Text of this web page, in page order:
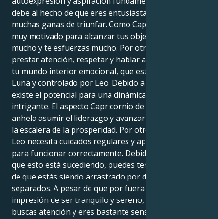
debe al hecho de que eres entusiasta y tienes
muchas ganas de triunfar. Como Capricornio, estás
muy motivado para alcanzar tus objetivos, planificas
mucho y te esfuerzas mucho. Por otro lado, debes
prestar atención, respetar y hablar abiertamente de
tu mundo interior emocional, que está regido por la
Luna y controlado por Leo. Debido a esta mezcla,
existe el potencial para una dinámica interna
intrigante. El aspecto Capricornio de tu personalidad
anhela asumir el liderazgo y avanzar lentamente por
la escalera de la prosperidad. Por otro lado, tu Luna
Leo necesita cuidados regulares y apoyo emocional
para funcionar correctamente. Debido al hecho de
que esto está sucediendo, puedes tener la impresión
de que estás siendo arrastrado por dos caminos
separados. A pesar de que por fuera puedas dar la
impresión de ser tranquilo y sereno, por dentro
buscas atención y eres bastante sensible